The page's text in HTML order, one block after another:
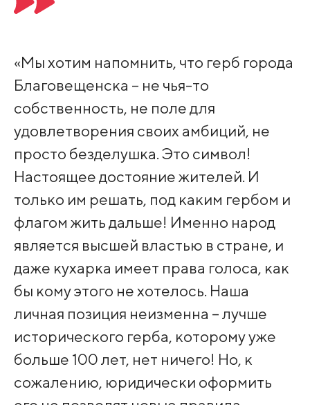
«Мы хотим напомнить, что герб города
Благовещенска – не чья-то
собственность, не поле для
удовлетворения своих амбиций, не
просто безделушка. Это символ!
Настоящее достояние жителей. И
только им решать, под каким гербом и
флагом жить дальше! Именно народ
является высшей властью в стране, и
даже кухарка имеет права голоса, как
бы кому этого не хотелось. Наша
личная позиция неизменна – лучше
исторического герба, которому уже
больше 100 лет, нет ничего! Но, к
сожалению, юридически оформить